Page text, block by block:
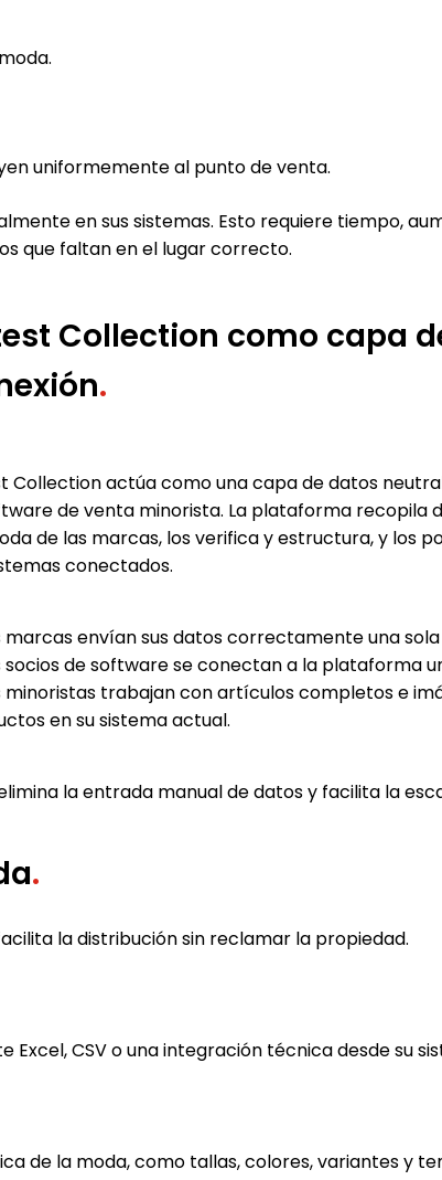
uniformemente al punto de venta.
en sus sistemas. Esto requiere tiempo,
que faltan en el lugar correcto.
Collection como capa
.
Collection actúa como una capa de datos
de venta minorista. La plataforma recopila
de las marcas, los verifica y estructura, y los
conectados.
marcas envían sus datos correctamente una sola
socios de software se conectan a la plataforma
minoristas trabajan con artículos completos e
en su sistema actual.
la entrada manual de datos y facilita la
.
la distribución sin reclamar la propiedad.
CSV o una integración técnica desde su
de la moda, como tallas, colores, variantes y